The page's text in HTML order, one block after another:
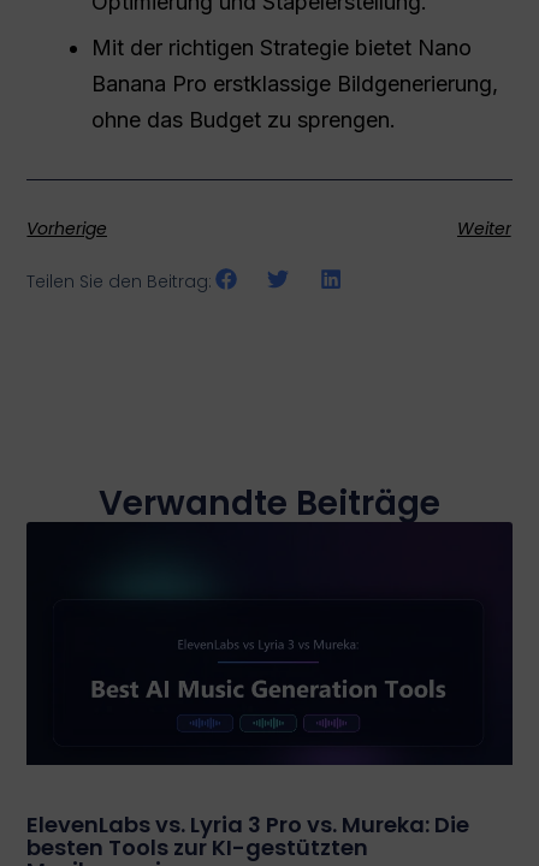
Mit der richtigen Strategie bietet Nano
Banana Pro erstklassige Bildgenerierung,
ohne das Budget zu sprengen.
Vorherige Weiter
Teilen Sie den Beitrag:
Verwandte Beiträge
ElevenLabs vs. Lyria 3 Pro vs. Mureka: Die
besten Tools zur KI-gestützten